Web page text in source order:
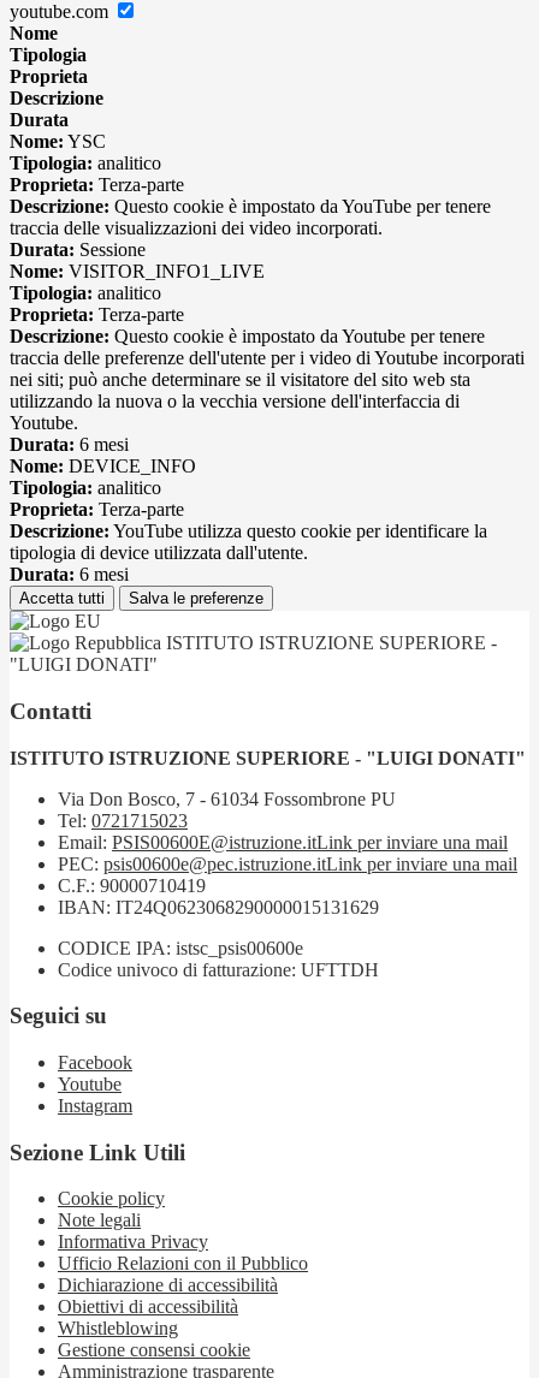
youtube.com
Nome
Tipologia
Proprieta
Descrizione
Durata
Nome: YSC
Tipologia: analitico
Proprieta: Terza-parte
Descrizione: Questo cookie è impostato da YouTube per tenere
traccia delle visualizzazioni dei video incorporati.
Durata: Sessione
Nome: VISITOR_INFO1_LIVE
Tipologia: analitico
Proprieta: Terza-parte
Descrizione: Questo cookie è impostato da Youtube per tenere
traccia delle preferenze dell'utente per i video di Youtube incorporati
nei siti; può anche determinare se il visitatore del sito web sta
utilizzando la nuova o la vecchia versione dell'interfaccia di
Youtube.
Durata: 6 mesi
Nome: DEVICE_INFO
Tipologia: analitico
Proprieta: Terza-parte
Descrizione: YouTube utilizza questo cookie per identificare la
tipologia di device utilizzata dall'utente.
Durata: 6 mesi
Accetta tutti Salva le preferenze
ISTITUTO ISTRUZIONE SUPERIORE -
"LUIGI DONATI"
Contatti
ISTITUTO ISTRUZIONE SUPERIORE - "LUIGI DONATI"
Via Don Bosco, 7 - 61034 Fossombrone PU
Tel: 0721715023
Email: PSIS00600E@istruzione.itLink per inviare una mail
PEC: psis00600e@pec.istruzione.itLink per inviare una mail
C.F.: 90000710419
IBAN: IT24Q0623068290000015131629
CODICE IPA: istsc_psis00600e
Codice univoco di fatturazione: UFTTDH
Seguici su
Facebook
Youtube
Instagram
Sezione Link Utili
Cookie policy
Note legali
Informativa Privacy
Ufficio Relazioni con il Pubblico
Dichiarazione di accessibilità
Obiettivi di accessibilità
Whistleblowing
Gestione consensi cookie
Amministrazione trasparente